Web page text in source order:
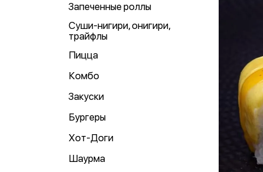
Запеченные роллы
Суши-нигири, онигири,
трайфлы
Пицца
Комбо
Закуски
Бургеры
Хот-Доги
Шаурма